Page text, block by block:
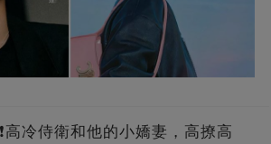
高冷侍衛和他的小嬌妻，高撩高